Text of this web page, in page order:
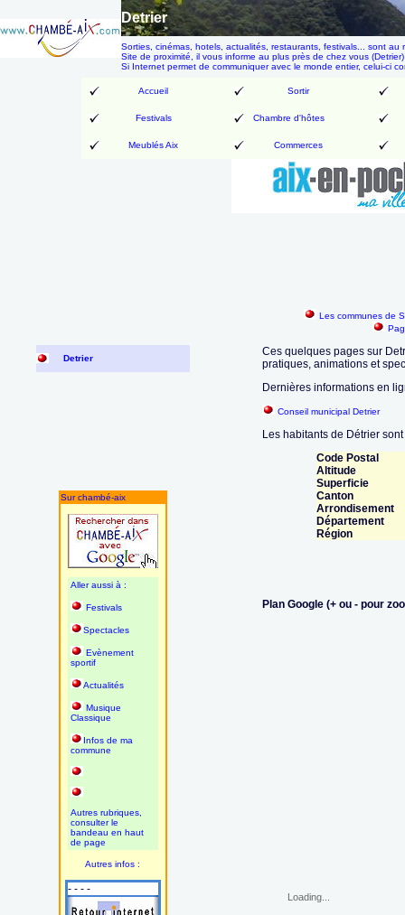
Detrier
Sorties, cinémas, hotels, actualités, restaurants, festivals... sont
Site de proximité, il vous informe au plus près de chez vous
Si Internet permet de communiquer avec le monde entier, celui-ci
Accueil Sortir
Festivals Chambre d'hôtes
Meublés Aix Commerces
Les communes de
Detrier
Sur chambé-aix
Aller aussi à :
Festivals
Spectacles
Evènement
sportif
Actualités
Musique
Classique
Infos de ma
commune
Autres rubriques,
consulter le
bandeau en haut
de page
Autres infos :
- - - -
Ces quelques pages sur
pratiques, animations et
Dernières informations en
Conseil municipal Detrier
Les habitants de Détrier
Code Postal
Altitude
Superficie
Canton
Arrondisement
Département
Région
Plan Google (+ ou - pour
Loading...